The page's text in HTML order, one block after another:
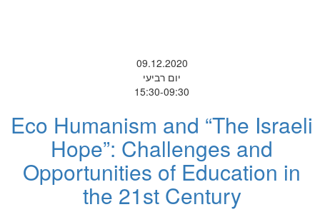
09.12.2020
יום רביעי
15:30-09:30
Eco Humanism and “The Israeli
Hope”: Challenges and
Opportunities of Education in
the 21st Century